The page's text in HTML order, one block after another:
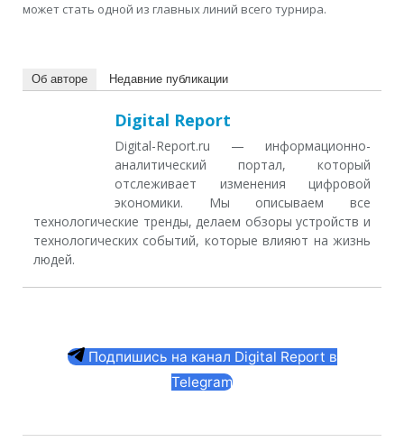
может стать одной из главных линий всего турнира.
Об авторе Недавние публикации
Digital Report
Digital-Report.ru — информационно-
аналитический портал, который
отслеживает изменения цифровой
экономики. Мы описываем все
технологические тренды, делаем обзоры устройств и
технологических событий, которые влияют на жизнь
людей.
Подпишись на канал Digital Report в
Telegram